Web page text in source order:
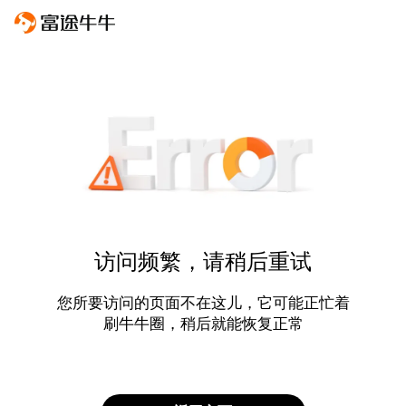
访问频繁，请稍后重试
您所要访问的页面不在这儿，它可能正忙着
刷牛牛圈，稍后就能恢复正常